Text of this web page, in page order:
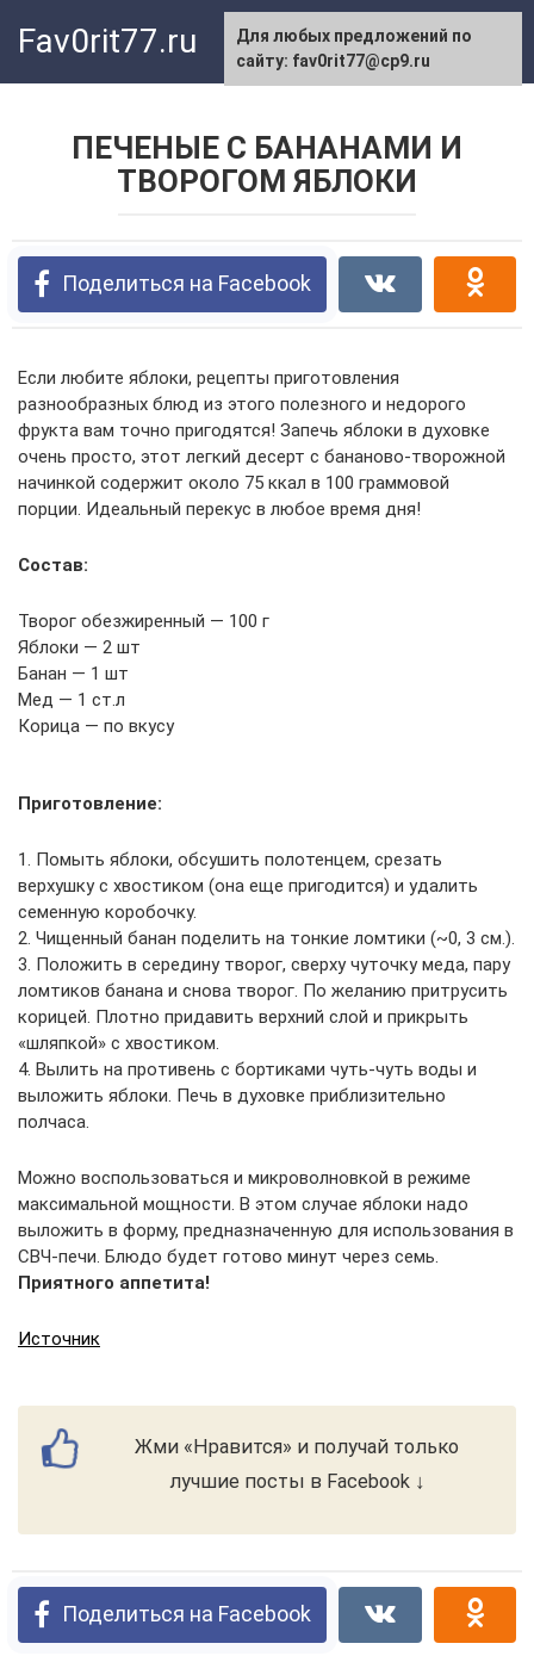
Fav0rit77.ru
ПЕЧЕНЫЕ С БАНАНАМИ И
ТВОРОГОМ ЯБЛОКИ
Поделиться на Facebook
Если любите яблоки, рецепты приготовления
разнообразных блюд из этого полезного и недорого
фрукта вам точно пригодятся! Запечь яблоки в духовке
очень просто, этот легкий десерт с бананово-творожной
начинкой содержит около 75 ккал в 100 граммовой
порции. Идеальный перекус в любое время дня!
Состав:
Творог обезжиренный — 100 г
Яблоки — 2 шт
Банан — 1 шт
Мед — 1 ст.л
Корица — по вкусу
Приготовление:
1. Помыть яблоки, обсушить полотенцем, срезать
верхушку с хвостиком (она еще пригодится) и удалить
семенную коробочку.
2. Чищенный банан поделить на тонкие ломтики (~0, 3 см.).
3. Положить в середину творог, сверху чуточку меда, пару
ломтиков банана и снова творог. По желанию притрусить
корицей. Плотно придавить верхний слой и прикрыть
«шляпкой» с хвостиком.
4. Вылить на противень с бортиками чуть-чуть воды и
выложить яблоки. Печь в духовке приблизительно
полчаса.
Можно воспользоваться и микроволновкой в режиме
максимальной мощности. В этом случае яблоки надо
выложить в форму, предназначенную для использования в
СВЧ-печи. Блюдо будет готово минут через семь.
Приятного аппетита!
Источник
Жми «Нравится» и получай только
лучшие посты в Facebook ↓
Поделиться на Facebook
Для любых предложений по
сайту: fav0rit77@cp9.ru